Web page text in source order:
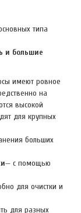
типа
и большие
имеют ровное
на
высокой
для крупных
больших
— с помощью
для очистки и
для разных